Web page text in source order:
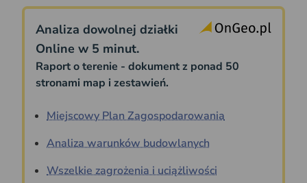
Analiza dowolnej działki
Online w 5 minut.
Raport o terenie - dokument z ponad 50
stronami map i zestawień.
Miejscowy Plan Zagospodarowania
Analiza warunków budowlanych
Wszelkie zagrożenia i uciążliwości